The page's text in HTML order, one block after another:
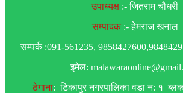
उपाध्यक्ष :- जितराम चौधरी
सम्पादक:- हेमराज खनाल
सम्पर्क :091-561235,
इमेल:
ठेगाना: टिकापुर नगरपालिका वडा न: १